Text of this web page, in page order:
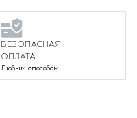
БЕЗОПАСНАЯ
ОПЛАТА
Любым способом